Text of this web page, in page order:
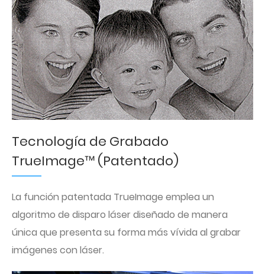
Tecnología de Grabado
TrueImage™ (Patentado)
La función patentada TrueImage emplea un
algoritmo de disparo láser diseñado de manera
única que presenta su forma más vívida al grabar
imágenes con láser.